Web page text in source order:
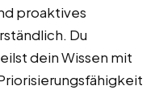
proaktives
Du
dein Wissen mit